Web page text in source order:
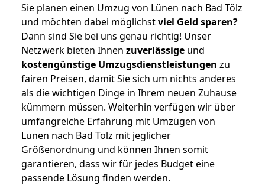
Sie planen einen Umzug von Lünen nach Bad Tölz
und möchten dabei möglichstviel Geld sparen?
Dann sind Sie bei uns genau richtig! Unser
Netzwerk bieten Ihnen zuverlässige und
kostengünstige Umzugsdienstleistungen zu
fairen Preisen, damit Sie sich um nichts anderes
als die wichtigen Dinge in Ihrem neuen Zuhause
kümmern müssen. Weiterhin verfügen wir über
umfangreiche Erfahrung mit Umzügen von
Lünen nach Bad Tölz mit jeglicher
Größenordnung und können Ihnen somit
garantieren, dass wir für jedes Budget eine
passende Lösung finden werden.